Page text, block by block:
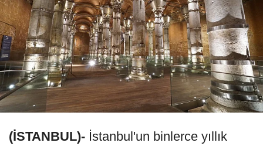
(İSTANBUL)- İstanbul'un binlerce yıllık